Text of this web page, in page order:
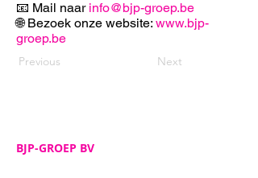
📧 Mail naar info@bjp-groep.be
🌐 Bezoek onze website: www.bjp-
groep.be
Previous Next
BJP-GROEP BV